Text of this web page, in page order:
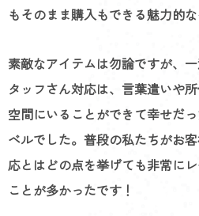
もそのまま購入もできる魅力的
素敵なアイテムは勿論ですが、
タッフさん対応は、言葉遣いや
空間にいることができて幸せだ
ベルでした。普段の私たちがお
応とはどの点を挙げても非常に
ことが多かったです！